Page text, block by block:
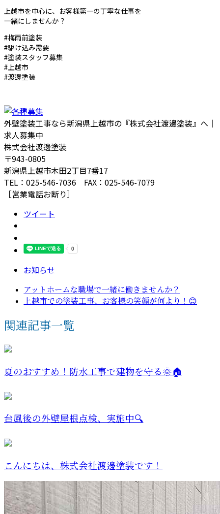
上越市を中心に、お客様第一の丁寧な仕事を
一緒にしませんか？
#梅雨前塗装
#駆け込み需要
#塗装スタッフ募集
#上越市
#渡邊塗装
外壁塗装工事なら新潟県上越市の『株式会社渡邊塗装』へ｜
求人募集中
株式会社渡邊塗装
〒943-0805
新潟県上越市木田2丁目7番17
TEL：025-546-7036 FAX：025-546-7079
［営業電話お断り］
ツイート
お知らせ
アットホームな職場で一緒に働きませんか？
上越市での塗装工事、お客様の笑顔が何より！😊
関連記事一覧
夏のおすすめ！防水工事で建物を守る🌞🏠
台風後の外壁屋根点検、実施中🔍
こんにちは、株式会社渡邊塗装です！